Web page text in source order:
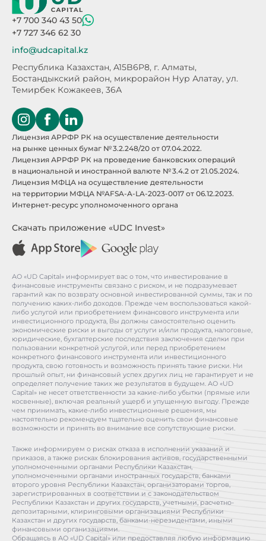
+7 700 340 43 50
+7 727 346 62 30
info@udcapital.kz
Республика Казахстан, A15B6P8, г. Алматы,
Бостандыкский район, микрорайон Нур Алатау, ул.
Темирбек Кожакеев, 36А
Лицензия АРРФР РК на осуществление деятельности
на рынке ценных бумаг № 3.2.248/20 от 07.04.2022.
Лицензия АРРФР РК на проведение банковских операций
в национальной и иностранной валюте № 3.4.2 от 21.05.2024.
Лицензия МФЦА на осуществление деятельности
на территории МФЦА №AFSA-A-LA-2023-0017 от 06.12.2023.
Интернет-ресурс уполномоченного органа
Скачать приложение «UDC Invest»
АО «UD Capital» информирует вас о том, что инвестирование в
финансовые инструменты связано с риском, и не подразумевает
гарантий как по возврату основной инвестированной суммы, так и по
получению каких-либо доходов. Прежде чем воспользоваться какой-
либо услугой или приобретением финансового инструмента или
инвестиционного продукта, Вы должны самостоятельно оценить
экономические риски и выгоды от услуги и/или продукта, налоговые,
юридические, бухгалтерские последствия заключения сделки при
пользовании конкретной услугой, или перед приобретением
конкретного финансового инструмента или инвестиционного
продукта, свою готовность и возможность принять такие риски. Ни
прошлый опыт, ни финансовый успех других лиц не гарантирует и не
определяет получение таких же результатов в будущем. АО «UD
Capital» не несет ответственности за какие-либо убытки (прямые или
косвенные), включая реальный ущерб и упущенную выгоду. Прежде
чем принимать, какие-либо инвестиционные решения, мы
настоятельно рекомендуем тщательно оценить свои финансовые
возможности и принять во внимание все сопутствующие риски.
Также информируем о рисках отказа в исполнении указаний и
приказов, а также рисках блокирования активов, государственными
уполномоченными органами Республики Казахстан,
уполномоченными органами иностранных государств, банками
второго уровня Республики Казахстан, организаторами торгов,
зарегистрированных в соответствии и с законодательством
Республики Казахстан и других государств, учетными, расчетно-
депозитарными, клиринговыми организациями Республики
Казахстан и других государств, банками-нерезидентами, иными
финансовыми организациями.
Обращаясь в АО «UD Capital» или предоставляя любую информацию